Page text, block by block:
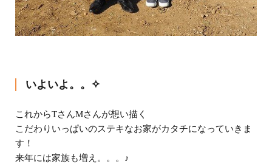
いよいよ。。✧
これからTさんMさんが想い描く
こだわりいっぱいのステキなお家がカタチになっていきま
す！
来年には家族も増え。。。♪